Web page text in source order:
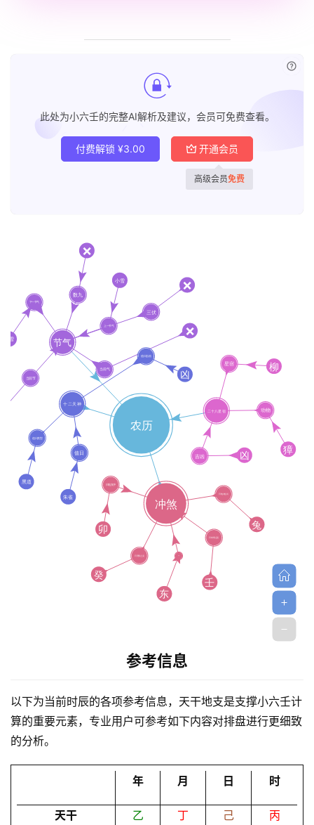
黄
历
占
此处为小六壬的完整AI解析及建议，会员可免费查看。
付费解锁 ¥3.00 开通会员
高级会员免费
参考信息
以下为当前时辰的各项参考信息，天干地支是支撑小六壬计
算的重要元素，专业用户可参考如下内容对排盘进行更细致
的分析。
年 月 日 时
天干 乙 丁 己 丙